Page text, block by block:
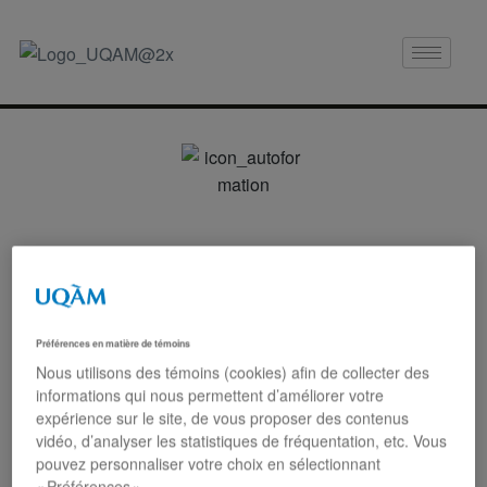
Autoformation
S’autoformer en statistique via des tutoriels et
des capsules vidéo
SURVOL DE JASP
Préférences en matière de témoins
Nous utilisons des témoins (cookies) afin de collecter des
informations qui nous permettent d’améliorer votre
expérience sur le site, de vous proposer des contenus
vidéo, d’analyser les statistiques de fréquentation, etc. Vous
pouvez personnaliser votre choix en sélectionnant